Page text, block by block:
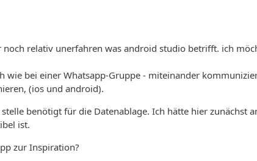
relativ unerfahren was android studio betrifft. ich
wie bei einer Whatsapp-Gruppe - miteinander
(ios und android).
benötigt für die Datenablage. Ich hätte hier zunächst
ist.
zur Inspiration?